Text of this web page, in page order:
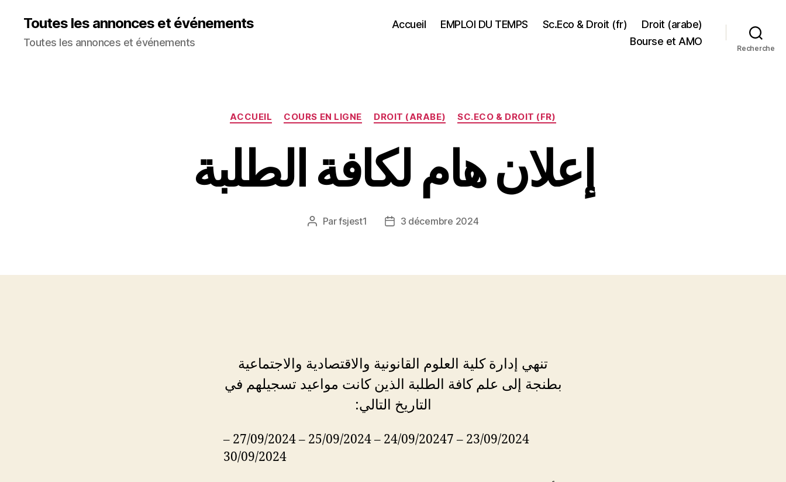
Toutes les annonces et événements
Toutes les annonces et événements
Accueil EMPLOI DU TEMPS Sc.Eco & Droit (fr)
Droit (arabe)
Bourse et AMO
Recherche
Catégories
ACCUEIL COURS EN LIGNE DROIT (ARABE) SC.ECO & DROIT (FR)
إعلان هام لكافة الطلبة
Auteur
Parfsjest1
Date3 décembre 2024
تنهي إدارة كلية العلوم القانونية والاقتصادية والاجتماعية
بطنجة إلى علم كافة الطلبة الذين كانت مواعيد تسجيلهم في
التاريخ التالي:
23/09/2024 – 24/09/20247 – 25/09/2024 – 27/09/2024 –
30/09/2024